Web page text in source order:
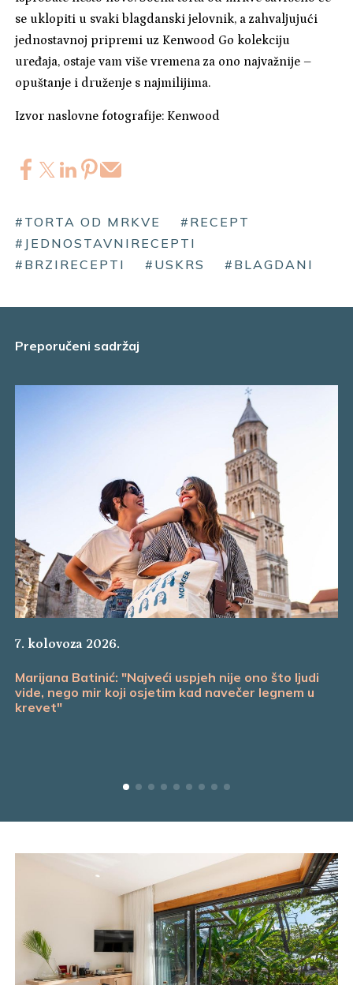
se uklopiti u svaki blagdanski jelovnik, a zahvaljujući
jednostavnoj pripremi uz Kenwood Go kolekciju
uređaja, ostaje vam više vremena za ono najvažnije –
opuštanje i druženje s najmilijima.
Izvor naslovne fotografije: Kenwood
#TORTA OD MRKVE
#RECEPT
#JEDNOSTAVNIRECEPTI
#BRZIRECEPTI
#USKRS #BLAGDANI
Preporučeni sadržaj
7. kolovoza 2026.
Marijana Batinić: "Najveći uspjeh nije ono što ljudi
vide, nego mir koji osjetim kad navečer legnem u
krevet"